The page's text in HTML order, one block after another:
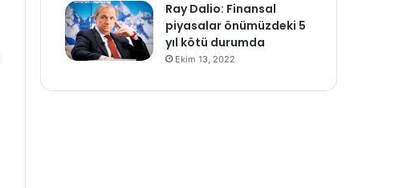
Ray Dalio: Finansal
piyasalar önümüzdeki 5
yıl kötü durumda
Ekim 13, 2022